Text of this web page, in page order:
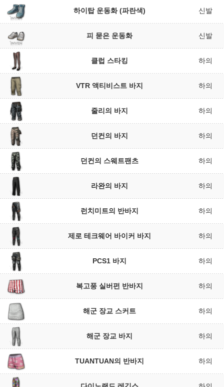
하이탑 운동화 (파란색) 신발
피 묻은 운동화 신발
클럽 스타킹 하의
VTR 액티비스트 바지 하의
줄리의 바지 하의
던컨의 바지 하의
던컨의 스웨트팬츠 하의
라완의 바지 하의
런치미트의 반바지 하의
제로 테크웨어 바이커 바지 하의
PCS1 바지 하의
복고풍 실버펀 반바지 하의
해군 장교 스커트 하의
해군 장교 바지 하의
TUANTUAN의 반바지 하의